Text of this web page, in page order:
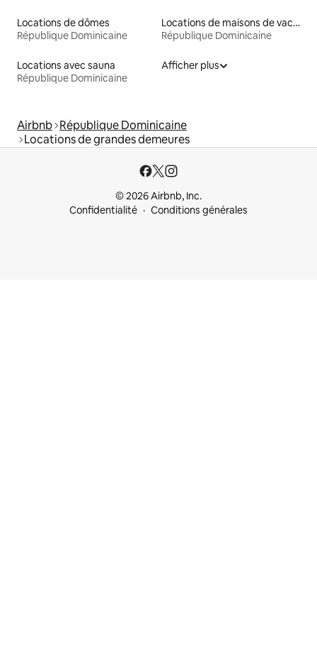
Locations de dômes
République Dominicaine
Locations de maisons de vacances
République Dominicaine
Locations avec sauna
République Dominicaine
Afficher plus
Airbnb République Dominicaine
Locations de grandes demeures
© 2026 Airbnb, Inc.
Confidentialité
Conditions générales